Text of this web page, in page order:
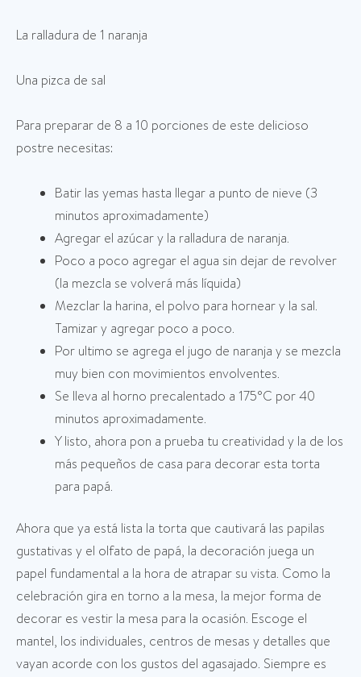
La ralladura de 1 naranja
Una pizca de sal
Para preparar de 8 a 10 porciones de este delicioso
postre necesitas:
Batir las yemas hasta llegar a punto de nieve (3
minutos aproximadamente)
Agregar el azúcar y la ralladura de naranja.
Poco a poco agregar el agua sin dejar de revolver
(la mezcla se volverá más líquida)
Mezclar la harina, el polvo para hornear y la sal.
Tamizar y agregar poco a poco.
Por ultimo se agrega el jugo de naranja y se mezcla
muy bien con movimientos envolventes.
Se lleva al horno precalentado a 175°C por 40
minutos aproximadamente.
Y listo, ahora pon a prueba tu creatividad y la de los
más pequeños de casa para decorar esta torta
para papá.
Ahora que ya está lista la torta que cautivará las papilas
gustativas y el olfato de papá, la decoración juega un
papel fundamental a la hora de atrapar su vista. Como la
celebración gira en torno a la mesa, la mejor forma de
decorar es vestir la mesa para la ocasión. Escoge el
mantel, los individuales, centros de mesas y detalles que
vayan acorde con los gustos del agasajado. Siempre es